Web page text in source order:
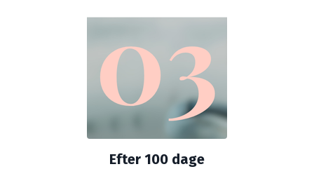
Efter 100 dage